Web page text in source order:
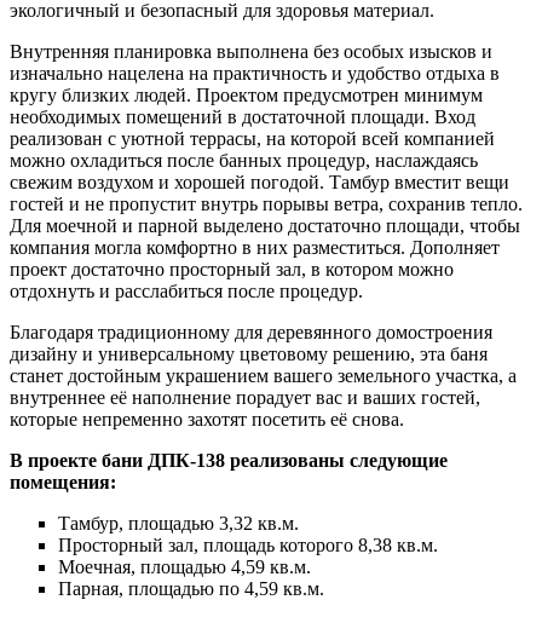
экологичный и безопасный для здоровья материал.
Внутренняя планировка выполнена без особых изысков и
изначально нацелена на практичность и удобство отдыха в
кругу близких людей. Проектом предусмотрен минимум
необходимых помещений в достаточной площади. Вход
реализован с уютной террасы, на которой всей компанией
можно охладиться после банных процедур, наслаждаясь
свежим воздухом и хорошей погодой. Тамбур вместит вещи
гостей и не пропустит внутрь порывы ветра, сохранив тепло.
Для моечной и парной выделено достаточно площади, чтобы
компания могла комфортно в них разместиться. Дополняет
проект достаточно просторный зал, в котором можно
отдохнуть и расслабиться после процедур.
Благодаря традиционному для деревянного домостроения
дизайну и универсальному цветовому решению, эта баня
станет достойным украшением вашего земельного участка, а
внутреннее её наполнение порадует вас и ваших гостей,
которые непременно захотят посетить её снова.
В проекте бани ДПК-138 реализованы следующие
помещения:
Тамбур, площадью 3,32 кв.м.
Просторный зал, площадь которого 8,38 кв.м.
Моечная, площадью 4,59 кв.м.
Парная, площадью по 4,59 кв.м.